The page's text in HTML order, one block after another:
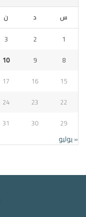
س د ن
1
2
3
8
9
10
15
16
17
22
23
24
29
30
31
« يوليو